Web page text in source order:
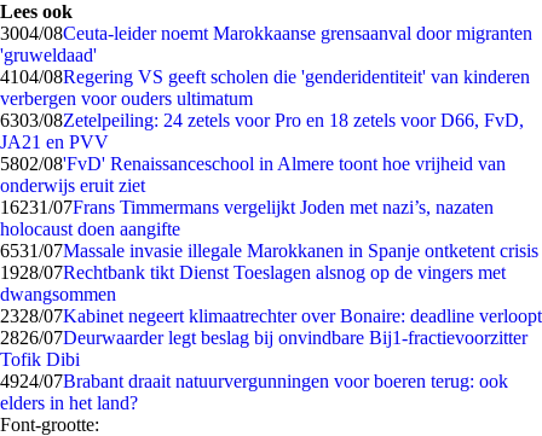
Lees ook
3004/08Ceuta-leider noemt Marokkaanse grensaanval door migranten
'gruweldaad'
4104/08Regering VS geeft scholen die 'genderidentiteit' van kinderen
verbergen voor ouders ultimatum
6303/08Zetelpeiling: 24 zetels voor Pro en 18 zetels voor D66, FvD,
JA21 en PVV
5802/08'FvD' Renaissanceschool in Almere toont hoe vrijheid van
onderwijs eruit ziet
16231/07Frans Timmermans vergelijkt Joden met nazi’s, nazaten
holocaust doen aangifte
6531/07Massale invasie illegale Marokkanen in Spanje ontketent crisis
1928/07Rechtbank tikt Dienst Toeslagen alsnog op de vingers met
dwangsommen
2328/07Kabinet negeert klimaatrechter over Bonaire: deadline verloopt
2826/07Deurwaarder legt beslag bij onvindbare Bij1-fractievoorzitter
Tofik Dibi
4924/07Brabant draait natuurvergunningen voor boeren terug: ook
elders in het land?
Font-grootte: